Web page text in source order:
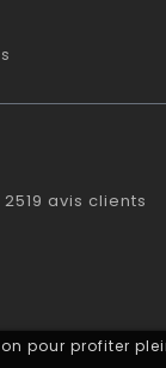
pour profiter
2519 avis clients